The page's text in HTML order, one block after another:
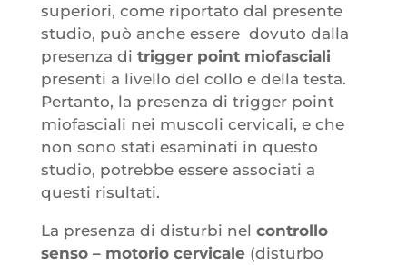
superiori, come riportato dal presente
studio, può anche essere dovuto dalla
presenza di trigger point miofasciali
presenti a livello del collo e della testa.
Pertanto, la presenza di trigger point
miofasciali nei muscoli cervicali, e che
non sono stati esaminati in questo
studio, potrebbe essere associati a
questi risultati.
La presenza di disturbi nel controllo
senso – motorio cervicale(disturbo